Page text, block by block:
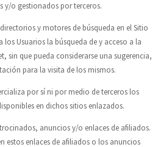
y/o gestionados por terceros.
y motores de búsqueda en el Sitio
Usuarios la búsqueda de y acceso a la
sin que pueda considerarse una sugerencia,
para la visita de los mismos.
por sí ni por medio de terceros los
en dichos sitios enlazados.
anuncios y/o enlaces de afiliados.
estos enlaces de afiliados o los anuncios